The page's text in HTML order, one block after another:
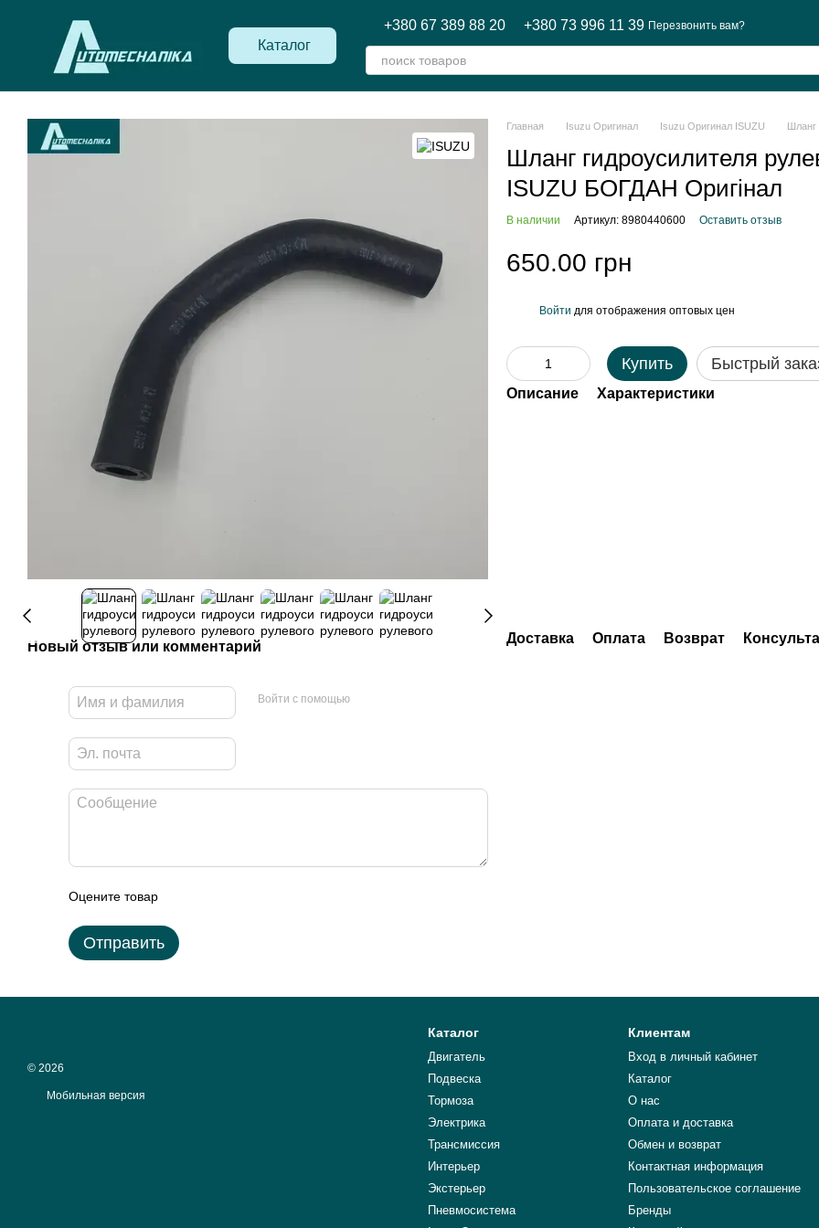
Каталог
+380 67 389 88 20 +380 73 996 11 39 Перезвонить вам?
Новый отзыв или комментарий
Войти с помощью
Оцените товар
Отправить
Главная Isuzu Оригинал Isuzu Оригинал ISUZU Шланг
Шланг гидроусилителя
ISUZU БОГДАН Оригінал
В наличии Артикул: 8980440600 Оставить отзыв
650.00 грн
Войти для отображения оптовых цен
Купить Быстрый
Описание Характеристики
Доставка Оплата Возврат
© 2026
Мобильная версия
Каталог
Двигатель
Подвеска
Тормоза
Электрика
Трансмиссия
Интерьер
Экстерьер
Пневмосистема
Клиентам
Вход в личный кабинет
Каталог
О нас
Оплата и доставка
Обмен и возврат
Контактная информация
Пользовательское соглашение
Бренды